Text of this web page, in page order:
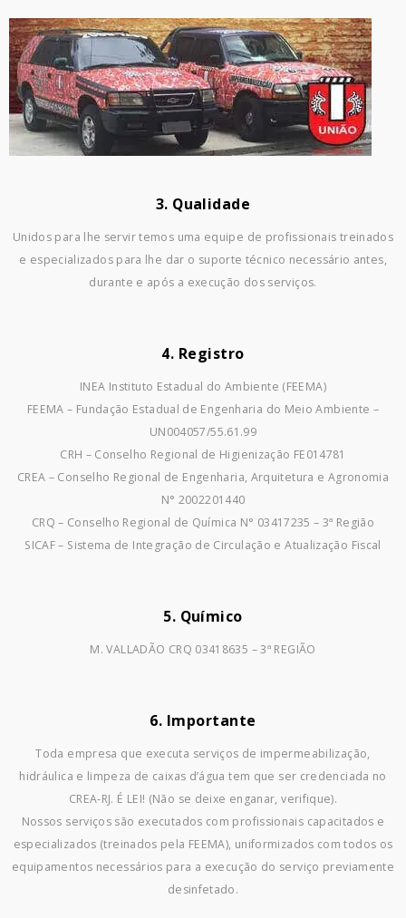
3. Qualidade
Unidos para lhe servir temos uma equipe de profissionais treinados
e especializados para lhe dar o suporte técnico necessário antes,
durante e após a execução dos serviços.
4. Registro
INEA Instituto Estadual do Ambiente (FEEMA)
FEEMA – Fundação Estadual de Engenharia do Meio Ambiente –
UN004057/55.61.99
CRH – Conselho Regional de Higienização FE014781
CREA – Conselho Regional de Engenharia, Arquitetura e Agronomia
N° 2002201440
CRQ – Conselho Regional de Química N° 03417235 – 3ª Região
SICAF – Sistema de Integração de Circulação e Atualização Fiscal
5. Químico
M. VALLADÃO CRQ 03418635 – 3ª REGIÃO
6. Importante
Toda empresa que executa serviços de impermeabilização,
hidráulica e limpeza de caixas d’água tem que ser credenciada no
CREA-RJ. É LEI! (Não se deixe enganar, verifique).
Nossos serviços são executados com profissionais capacitados e
especializados (treinados pela FEEMA), uniformizados com todos os
equipamentos necessários para a execução do serviço previamente
desinfetado.